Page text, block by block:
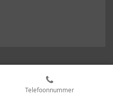
Telefoonnummer